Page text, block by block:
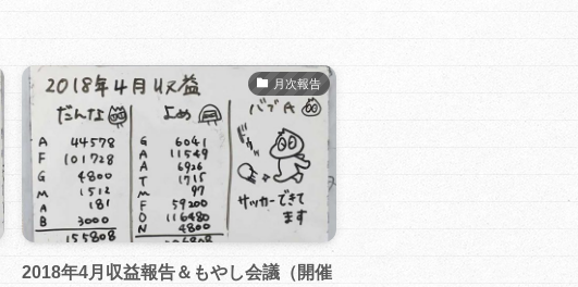
月次報告
2018年4月収益報告＆もやし会議（開催